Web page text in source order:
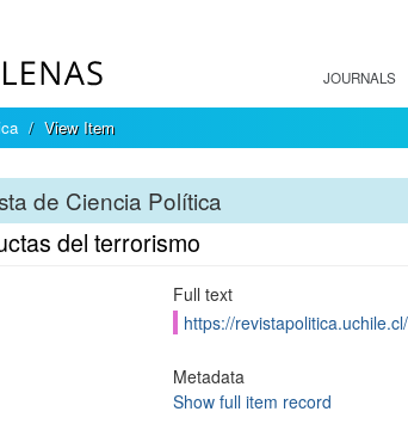
JOURNALS
View Item
de Ciencia Política
del terrorismo
Full text
https://
Metadata
Show full item record